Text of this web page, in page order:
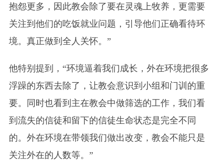
抱怨更多，因此教会除了要在灵魂上牧养，更需要
关注到他们的吃饭就业问题，引导他们正确看待环
境。真正做到全人关怀。”
他特别提到，“环境逼着我们成长，外在环境把很多
浮躁的东西去除了，让教会意识到小组和门训的重
要。同时也看到主在教会中做筛选的工作，我们看
到流失的信徒和留下的信徒生命状态是完全不同
的。外在环境在带领我们做出改变，教会不能只是
关注外在的人数等。”